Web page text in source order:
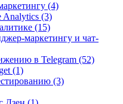
(4)
Analytics (3)
(15)
маркетингу и чат-
в Telegram (52)
(1)
(3)